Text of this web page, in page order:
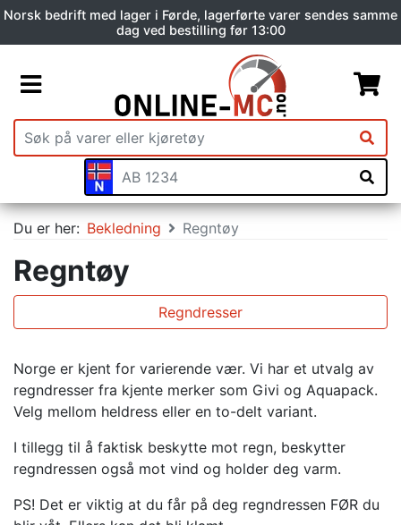
Norsk bedrift med lager i Førde, lagerførte varer sendes samme
dag ved bestilling før 13:00
Du er her: Bekledning Regntøy
Regntøy
Regndresser
Norge er kjent for varierende vær. Vi har et utvalg av
regndresser fra kjente merker som Givi og Aquapack.
Velg mellom heldress eller en to-delt variant.
I tillegg til å faktisk beskytte mot regn, beskytter
regndressen også mot vind og holder deg varm.
PS! Det er viktig at du får på deg regndressen FØR du